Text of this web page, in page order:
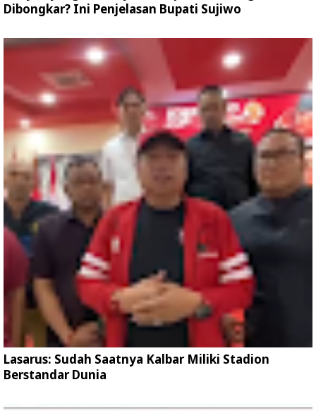
Dibongkar? Ini Penjelasan Bupati Sujiwo
Lasarus: Sudah Saatnya Kalbar Miliki Stadion
Berstandar Dunia